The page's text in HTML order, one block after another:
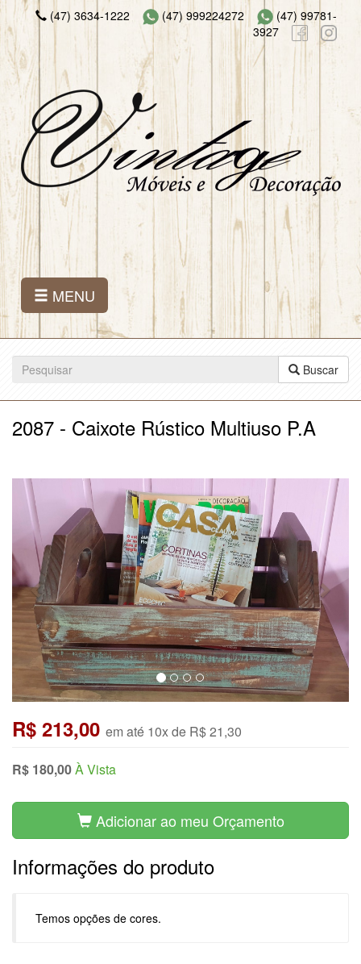
(47) 3634-1222 (47) 999224272
(47) 99781-
3927
MENU
Buscar
2087 - Caixote Rústico Multiuso P.A
Anterior
R$ 213,00 em até 10x de R$ 21,30
R$ 180,00À Vista
Adicionar ao meu Orçamento
Informações do produto
Temos opções de cores.